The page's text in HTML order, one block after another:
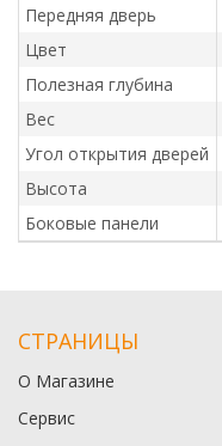
Передняя дверь
Цвет
Полезная глубина
Вес
Угол открытия дверей
Высота
Боковые панели
СТРАНИЦЫ
О Магазине
Сервис